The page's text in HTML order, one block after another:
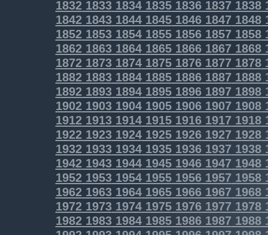
1832183318341835183618371838
1842184318441845184618471848
1852185318541855185618571858
1862186318641865186618671868
1872187318741875187618771878
1882188318841885188618871888
1892189318941895189618971898
1902190319041905190619071908
1912191319141915191619171918
1922192319241925192619271928
1932193319341935193619371938
1942194319441945194619471948
195219531954195519561957 1958
196219631964196519661967 1968
197219731974197519761977 1978
198219831984198519861987 1988